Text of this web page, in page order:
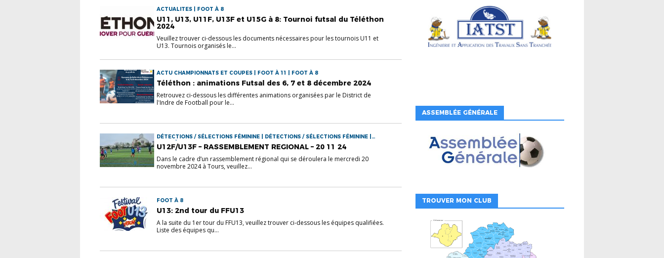
ACTUALITES | FOOT À 8
U11, U13, U11F, U13F et U15G à 8: Tournoi futsal du Téléthon
2024
Veuillez trouver ci-dessous les documents nécessaires pour les tournois U11 et
U13. Tournois organisés le...
ACTU CHAMPIONNATS ET COUPES | FOOT À 11 | FOOT À 8
Téléthon : animations Futsal des 6, 7 et 8 décembre 2024
Retrouvez ci-dessous les différentes animations organisées par le District de
l'Indre de Football pour le...
DÉTECTIONS / SÉLECTIONS FÉMININE | DÉTECTIONS / SÉLECTIONS FÉMININE |
FOOT À 8
U12F/U13F – RASSEMBLEMENT REGIONAL – 20 11 24
Dans le cadre d’un rassemblement régional qui se déroulera le mercredi 20
novembre 2024 à Tours, veuillez...
FOOT À 8
U13: 2nd tour du FFU13
A la suite du 1er tour du FFU13, veuillez trouver ci-dessous les équipes qualifiées.
Liste des équipes qu...
ASSEMBLÉE GÉNÉRALE
TROUVER MON CLUB